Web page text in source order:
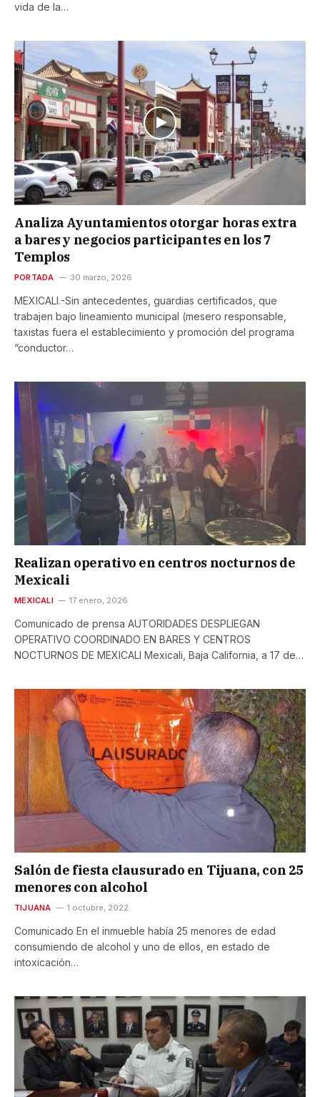
vida de la…
Analiza Ayuntamientos otorgar horas extra
a bares y negocios participantes en los 7
Templos
PORTADA 30 marzo, 2026
MEXICALI.-Sin antecedentes, guardias certificados, que
trabajen bajo lineamiento municipal (mesero responsable,
taxistas fuera el establecimiento y promoción del programa
“conductor…
Realizan operativo en centros nocturnos de
Mexicali
MEXICALI 17 enero, 2026
Comunicado de prensa AUTORIDADES DESPLIEGAN
OPERATIVO COORDINADO EN BARES Y CENTROS
NOCTURNOS DE MEXICALI Mexicali, Baja California, a 17 de…
Salón de fiesta clausurado en Tijuana, con 25
menores con alcohol
TIJUANA 1 octubre, 2022
Comunicado En el inmueble había 25 menores de edad
consumiendo de alcohol y uno de ellos, en estado de
intoxicación…